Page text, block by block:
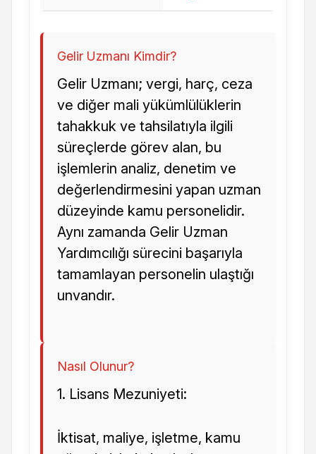
Gelir Uzmanı Kimdir?
Gelir Uzmanı; vergi, harç, ceza
ve diğer mali yükümlülüklerin
tahakkuk ve tahsilatıyla ilgili
süreçlerde görev alan, bu
işlemlerin analiz, denetim ve
değerlendirmesini yapan uzman
düzeyinde kamu personelidir.
Aynı zamanda Gelir Uzman
Yardımcılığı sürecini başarıyla
tamamlayan personelin ulaştığı
unvandır.
Nasıl Olunur?
1. Lisans Mezuniyeti:
İktisat, maliye, işletme, kamu